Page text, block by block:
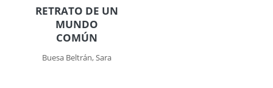
RETRATO DE UN
MUNDO
COMÚN
Buesa Beltrán, Sara